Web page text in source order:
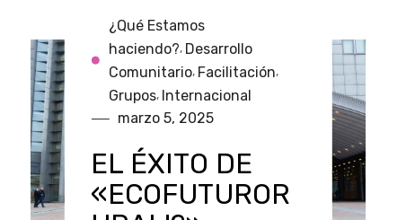
¿Qué Estamos
haciendo?, Desarrollo
Comunitario, Facilitación,
Grupos, Internacional
marzo 5, 2025
EL ÉXITO DE
«ECOFUTUROR